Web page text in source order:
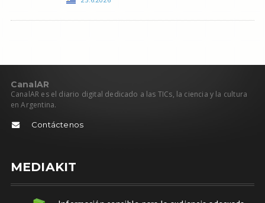
CanalAR
CanalAR es el diario digital dedicado a las TICs, la ciencia y la cultura
en Argentina.
Contáctenos
MEDIAKIT